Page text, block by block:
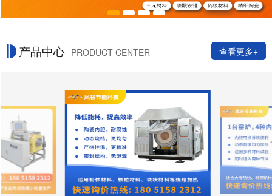
产品中心 PRODUCT CENTER 查看更多+